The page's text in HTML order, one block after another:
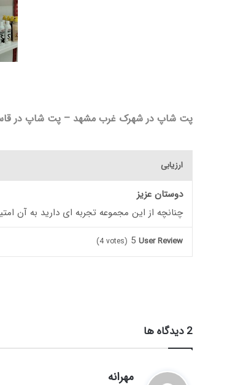
پت شاپ در شهرک غرب مشهد – پت شاپ در قاسم
ارزیابی
دوستان عزیز
چنانچه از این مجموعه تجربه ای دارید به آن
User Review
5
(4 votes)
‫2 دیدگاه ها
مهرانه